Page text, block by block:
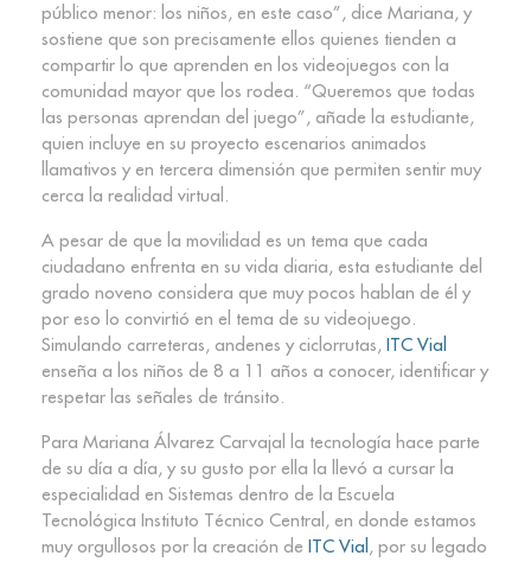
público menor: los niños, en este caso”, dice Mariana, y
sostiene que son precisamente ellos quienes tienden a
compartir lo que aprenden en los videojuegos con la
comunidad mayor que los rodea. “Queremos que todas
las personas aprendan del juego”, añade la estudiante,
quien incluye en su proyecto escenarios animados
llamativos y en tercera dimensión que permiten sentir muy
cerca la realidad virtual.
A pesar de que la movilidad es un tema que cada
ciudadano enfrenta en su vida diaria, esta estudiante del
grado noveno considera que muy pocos hablan de él y
por eso lo convirtió en el tema de su videojuego.
Simulando carreteras, andenes y ciclorrutas, ITC Vial
enseña a los niños de 8 a 11 años a conocer, identificar y
respetar las señales de tránsito.
Para Mariana Álvarez Carvajal la tecnología hace parte
de su día a día, y su gusto por ella la llevó a cursar la
especialidad en Sistemas dentro de la Escuela
Tecnológica Instituto Técnico Central, en donde estamos
muy orgullosos por la creación de ITC Vial , por su legado